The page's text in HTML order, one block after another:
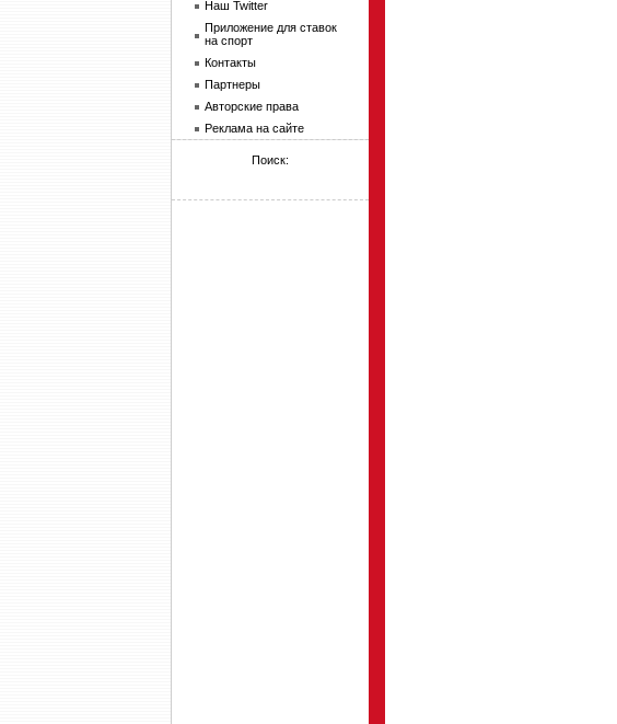
Наш Twitter
Приложение для ставок
на спорт
Контакты
Партнеры
Авторские права
Реклама на сайте
Поиск: